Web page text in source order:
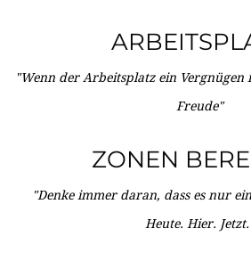
"Wenn der Arbeitsplatz ein
Freude"
ZONEN
"Denke immer daran, dass es nur
Heute. Hier.